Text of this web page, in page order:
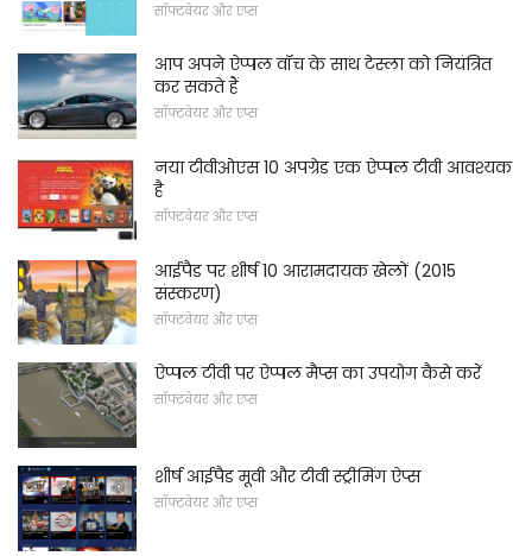
सॉफ्टवेयर और एप्स
आप अपने ऐप्पल वॉच के साथ टेस्ला को नियंत्रित
कर सकते हैं
सॉफ्टवेयर और एप्स
नया टीवीओएस 10 अपग्रेड एक ऐप्पल टीवी आवश्यक
है
सॉफ्टवेयर और एप्स
आईपैड पर शीर्ष 10 आरामदायक खेलों (2015
संस्करण)
सॉफ्टवेयर और एप्स
ऐप्पल टीवी पर ऐप्पल मैप्स का उपयोग कैसे करें
सॉफ्टवेयर और एप्स
शीर्ष आईपैड मूवी और टीवी स्ट्रीमिंग ऐप्स
सॉफ्टवेयर और एप्स